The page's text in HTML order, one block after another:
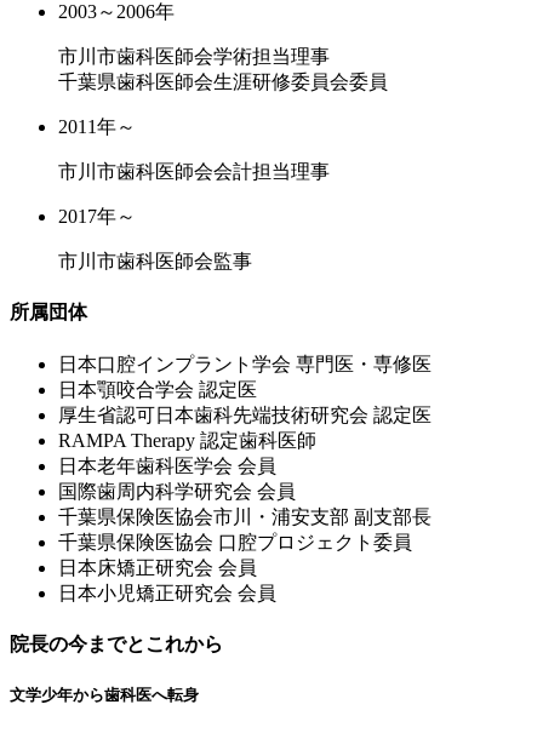
2003～2006年
市川市歯科医師会学術担当理事
千葉県歯科医師会生涯研修委員会委員
2011年～
市川市歯科医師会会計担当理事
2017年～
市川市歯科医師会監事
所属団体
⽇本⼝腔インプラント学会 専⾨医・専修医
⽇本顎咬合学会 認定医
厚⽣省認可⽇本⻭科先端技術研究会 認定医
RAMPA Therapy 認定⻭科医師
⽇本⽼年⻭科医学会 会員
国際⻭周内科学研究会 会員
千葉県保険医協会市川・浦安⽀部 副⽀部⻑
千葉県保険医協会 ⼝腔プロジェクト委員
⽇本床矯正研究会 会員
⽇本⼩児矯正研究会 会員
院長の今までとこれから
文学少年から歯科医へ転身